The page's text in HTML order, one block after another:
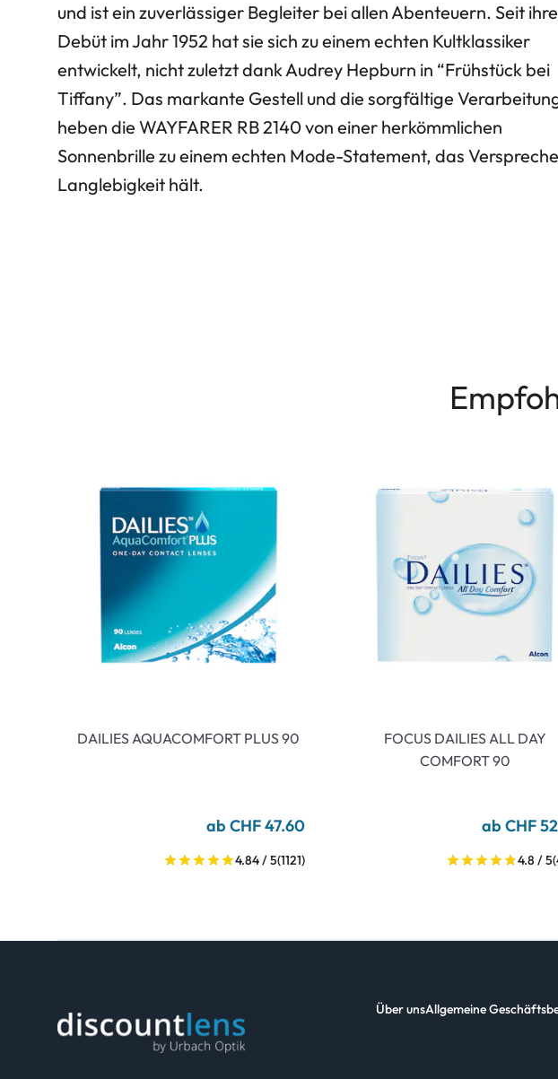
und ist ein zuverlässiger Begleiter bei allen Abenteuern. Seit
Debüt im Jahr 1952 hat sie sich zu einem echten Kultklassiker
entwickelt, nicht zuletzt dank Audrey Hepburn in “Frühstück bei
Tiffany”. Das markante Gestell und die sorgfältige
heben die WAYFARER RB 2140 von einer herkömmlichen
Sonnenbrille zu einem echten Mode-Statement, das
Langlebigkeit hält.
DAILIES AQUACOMFORT PLUS 90
ab CHF 47.60
4.84 / 5(1121)
FOCUS DAILIES ALL DAY
COMFORT 90
ab CHF
4.8 / 5
Über unsAllgemeine